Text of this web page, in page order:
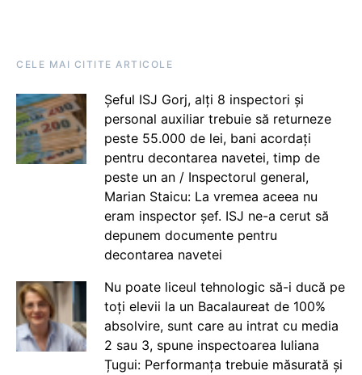
CELE MAI CITITE ARTICOLE
Șeful ISJ Gorj, alți 8 inspectori și
personal auxiliar trebuie să returneze
peste 55.000 de lei, bani acordați
pentru decontarea navetei, timp de
peste un an / Inspectorul general,
Marian Staicu: La vremea aceea nu
eram inspector șef. ISJ ne-a cerut să
depunem documente pentru
decontarea navetei
Nu poate liceul tehnologic să-i ducă pe
toți elevii la un Bacalaureat de 100%
absolvire, sunt care au intrat cu media
2 sau 3, spune inspectoarea Iuliana
Țugui: Performanța trebuie măsurată și